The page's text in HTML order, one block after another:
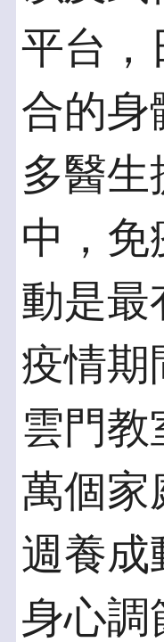
平台，
合的身
多醫生
中，免
動是最
疫情期
雲門教
萬個家
週養成
身心調